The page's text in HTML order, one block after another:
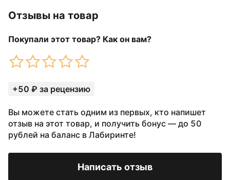
Отзывы на товар
Покупали этот товар? Как он вам?
+50 ₽ за рецензию
Вы можете стать одним из первых, кто напишет
отзыв на этот товар, и получить бонус — до 50
рублей на баланс в Лабиринте!
Написать отзыв